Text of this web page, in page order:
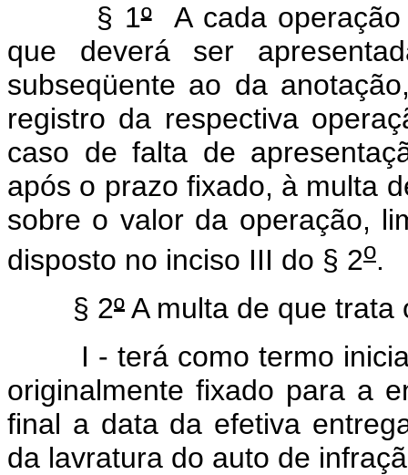
§ 1ºA cada operação
que deverá ser
subseqüente ao da
registro da respectiva
caso de falta de
após o prazo fixado, à multa
sobre o valor da operação,
disposto no inciso III do § 2o.
§ 2ºA multa de que trata
I - terá como termo inicial
originalmente fixado para a
final a data da efetiva
da lavratura do auto de